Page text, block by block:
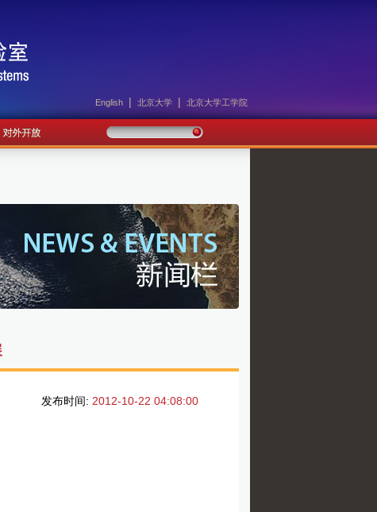
English | 北京大学 | 北京大学工学院
发布时间: 2012-10-22 04:08:00